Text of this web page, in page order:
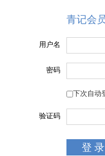
青记会
用户名
密码
下次自动
验证码